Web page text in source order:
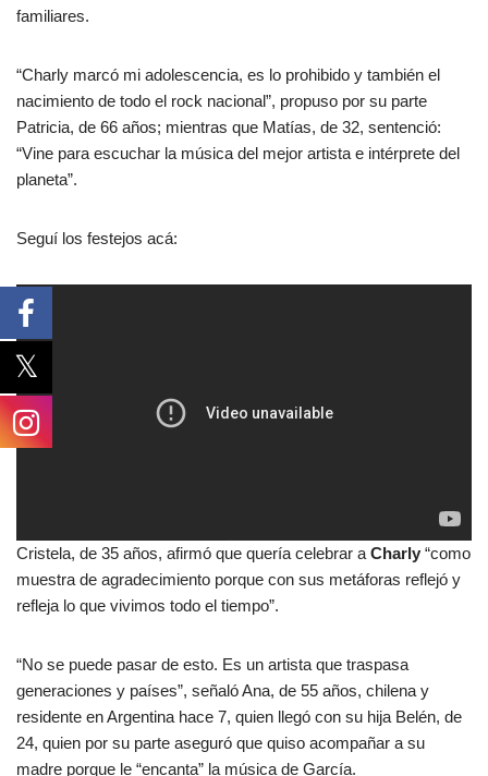
familiares.
“Charly marcó mi adolescencia, es lo prohibido y también el
nacimiento de todo el rock nacional”, propuso por su parte
Patricia, de 66 años; mientras que Matías, de 32, sentenció:
“Vine para escuchar la música del mejor artista e intérprete del
planeta”.
Seguí los festejos acá:
Cristela, de 35 años, afirmó que quería celebrar a Charly “como
muestra de agradecimiento porque con sus metáforas reflejó y
refleja lo que vivimos todo el tiempo”.
“No se puede pasar de esto. Es un artista que traspasa
generaciones y países”, señaló Ana, de 55 años, chilena y
residente en Argentina hace 7, quien llegó con su hija Belén, de
24, quien por su parte aseguró que quiso acompañar a su
madre porque le “encanta” la música de García.